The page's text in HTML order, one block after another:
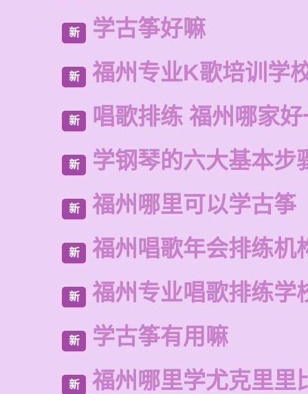
新 学古筝好嘛
新 福州专业K歌培训学
新 唱歌排练 福州哪家
新 学钢琴的六大基本步
新 福州哪里可以学古筝
新 福州唱歌年会排练机
新 福州专业唱歌排练学
新 学古筝有用嘛
新 福州哪里学尤克里里